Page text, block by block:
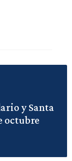
y Santa
octubre